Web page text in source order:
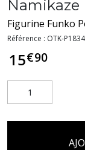
Namikaze
Figurine Funko
Référence : OTK-
15€90